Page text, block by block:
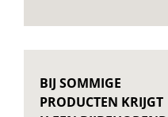
BIJ SOMMIGE
PRODUCTEN KRIJGT